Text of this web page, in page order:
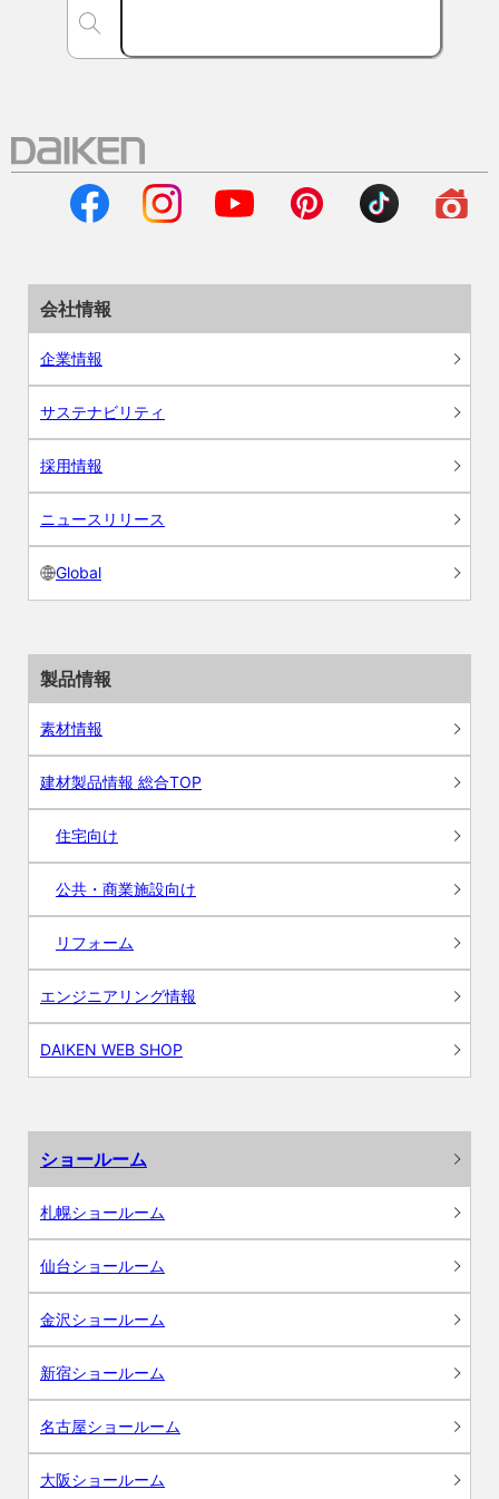
会社情報
企業情報
サステナビリティ
採用情報
ニュースリリース
Global
製品情報
素材情報
建材製品情報 総合TOP
住宅向け
公共・商業施設向け
リフォーム
エンジニアリング情報
DAIKEN WEB SHOP
ショールーム
札幌ショールーム
仙台ショールーム
金沢ショールーム
新宿ショールーム
名古屋ショールーム
大阪ショールーム